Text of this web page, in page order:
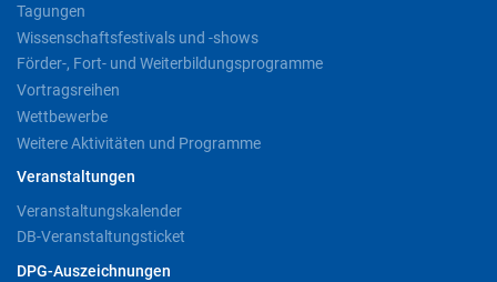
Tagungen
Wissenschaftsfestivals und -shows
Förder-, Fort- und Weiterbildungsprogramme
Vortragsreihen
Wettbewerbe
Weitere Aktivitäten und Programme
Veranstaltungen
Veranstaltungskalender
DB-Veranstaltungsticket
DPG-Auszeichnungen